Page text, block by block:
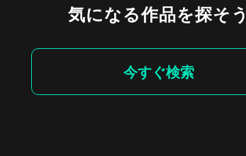
気になる作品を探そう
今すぐ検索